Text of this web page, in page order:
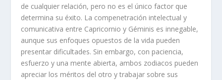
de cualquier relación, pero no es el único factor que
determina su éxito. La compenetración intelectual y
comunicativa entre Capricornio y Géminis es innegable,
aunque sus enfoques opuestos de la vida pueden
presentar dificultades. Sin embargo, con paciencia,
esfuerzo y una mente abierta, ambos zodiacos pueden
apreciar los méritos del otro y trabajar sobre sus